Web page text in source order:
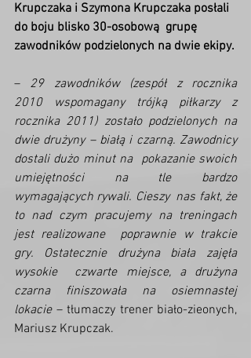
Krupczaka i Szymona Krupczaka posłali
do boju blisko 30-osobową  grupę
zawodników podzielonych na dwie ekipy.
– 29 zawodników (zespół z rocznika
2010 wspomagany trójką piłkarzy z
rocznika 2011) zostało podzielonych na
dwie drużyny – białą i czarną. Zawodnicy
dostali dużo minut na  pokazanie swoich
umiejętności na tle bardzo
wymagających rywali. Cieszy  nas fakt, że
to nad czym pracujemy na treningach
jest realizowane  poprawnie w trakcie
gry. Ostatecznie drużyna biała zajęła
wysokie  czwarte miejsce, a drużyna
czarna finiszowała na osiemnastej
lokacie – tłumaczy trener biało-zieonych,
Mariusz Krupczak.